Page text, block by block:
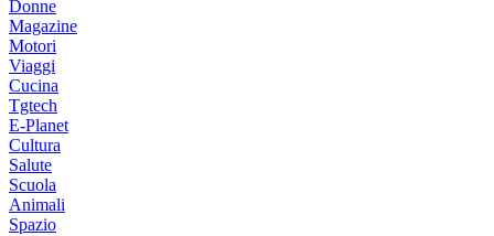
Donne
Magazine
Motori
Viaggi
Cucina
Tgtech
E-Planet
Cultura
Salute
Scuola
Animali
Spazio